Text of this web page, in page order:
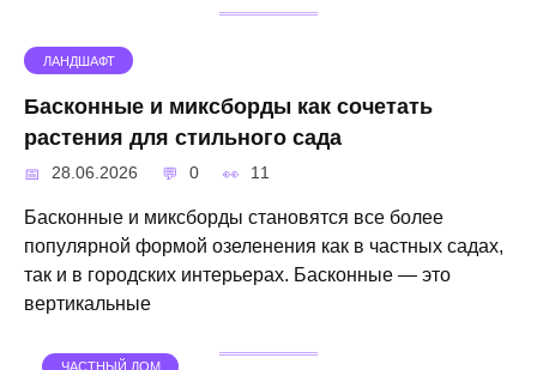
ЛАНДШАФТ
Басконные и миксборды как сочетать
растения для стильного сада
28.06.2026 0 11
Басконные и миксборды становятся все более
популярной формой озеленения как в частных садах,
так и в городских интерьерах. Басконные — это
вертикальные
ЧАСТНЫЙ ДОМ